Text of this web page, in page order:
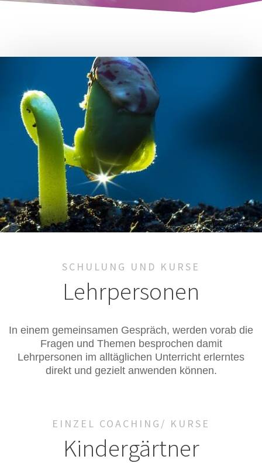
SCHULUNG UND KURSE
Lehrpersonen
In einem gemeinsamen Gespräch, werden vorab die
Fragen und Themen besprochen damit
Lehrpersonen im alltäglichen Unterricht erlerntes
direkt und gezielt anwenden können.
EINZEL COACHING/ KURSE
Kindergärtner